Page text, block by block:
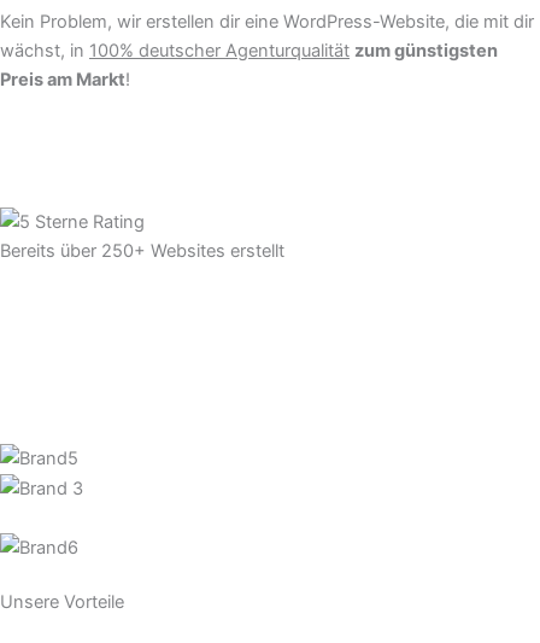
Kein Problem, wir erstellen dir eine WordPress-Website, die mit dir
wächst, in 100% deutscher Agenturqualität zum günstigsten
Preis am Markt!
Bereits über 250+ Websites erstellt
Unsere Vorteile